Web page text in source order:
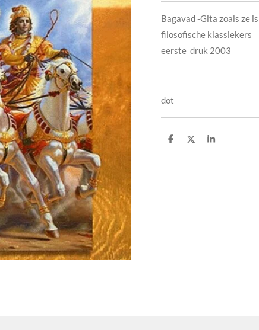
Bagavad -Gita zoals ze
filosofische klassiekers
eerste druk 2003
dot
D
D
S